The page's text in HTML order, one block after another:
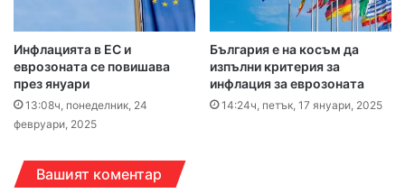
Инфлацията в ЕС и
еврозоната се повишава
през януари
13:08ч, понеделник, 24
февруари, 2025
България е на косъм да
изпълни критерия за
инфлация за еврозоната
14:24ч, петък, 17 януари, 2025
Вашият коментар